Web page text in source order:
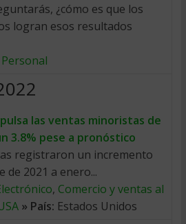
¿cómo es que los
logran esos resultados
las ventas minoristas de
3.8% pese a pronóstico
registraron un incremento
de 2021 a enero...
, Comercio y ventas al
» País: Estados Unidos